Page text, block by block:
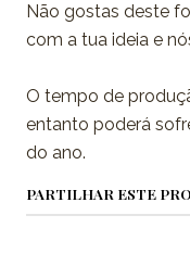
Não gostas deste
com a tua ideia e
O tempo de
entanto poderá
do ano.
PARTILHAR ESTE